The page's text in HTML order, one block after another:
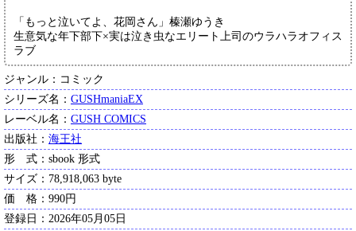
「もっと泣いてよ、花岡さん」榛瀬ゆうき
生意気な年下部下×実は泣き虫なエリート上司のウラハラオフィス
ラブ
ジャンル：コミック
シリーズ名： GUSHmaniaEX
レーベル名： GUSH COMICS
出版社： 海王社
形 式：sbook 形式
サイズ：78,918,063 byte
価 格：990円
登録日：2026年05月05日